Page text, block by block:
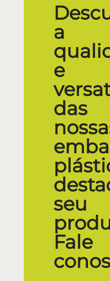
a
e
das
seu
Fale